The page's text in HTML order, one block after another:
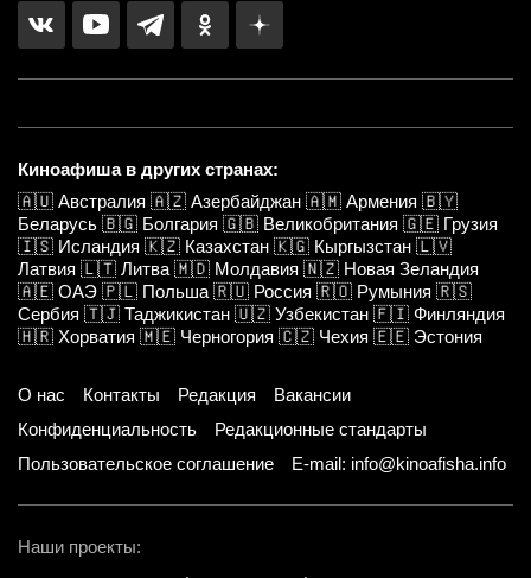
Киноафиша в других странах:
🇦🇺 Австралия 🇦🇿 Азербайджан 🇦🇲 Армения 🇧🇾
Беларусь 🇧🇬 Болгария 🇬🇧 Великобритания 🇬🇪 Грузия
🇮🇸 Исландия 🇰🇿 Казахстан 🇰🇬 Кыргызстан 🇱🇻
Латвия 🇱🇹 Литва 🇲🇩 Молдавия 🇳🇿 Новая Зеландия
🇦🇪 ОАЭ 🇵🇱 Польша 🇷🇺 Россия 🇷🇴 Румыния 🇷🇸
Сербия 🇹🇯 Таджикистан 🇺🇿 Узбекистан 🇫🇮 Финляндия
🇭🇷 Хорватия 🇲🇪 Черногория 🇨🇿 Чехия 🇪🇪 Эстония
О нас Контакты Редакция
Вакансии
Конфиденциальность
Редакционные стандарты
Пользовательское соглашение
E-mail: info@kinoafisha.info
Наши проекты: